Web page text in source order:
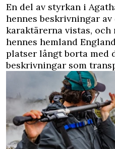
En del av styrkan i
hennes beskrivningar
karaktärerna vistas, och
hennes hemland
platser långt borta med
beskrivningar som